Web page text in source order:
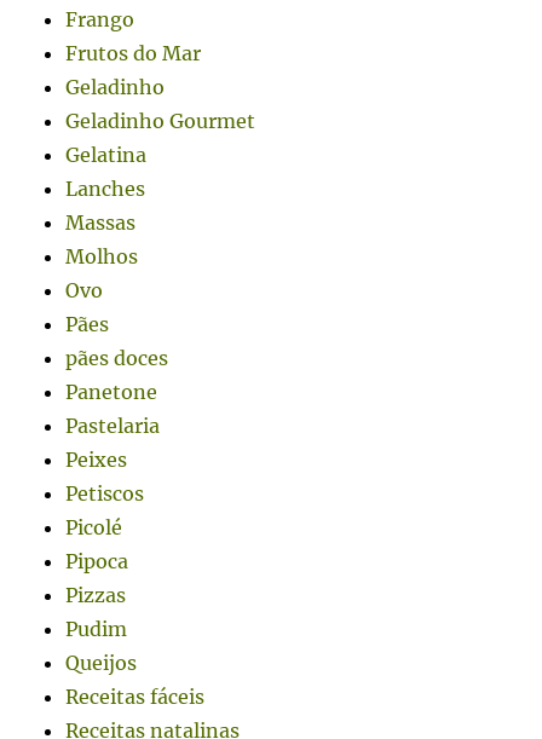
Frango
Frutos do Mar
Geladinho
Geladinho Gourmet
Gelatina
Lanches
Massas
Molhos
Ovo
Pães
pães doces
Panetone
Pastelaria
Peixes
Petiscos
Picolé
Pipoca
Pizzas
Pudim
Queijos
Receitas fáceis
Receitas natalinas